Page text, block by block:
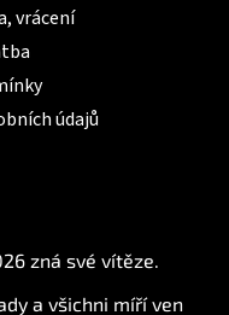
vrácení
údajů
zná své vítěze.
a všichni míří ven